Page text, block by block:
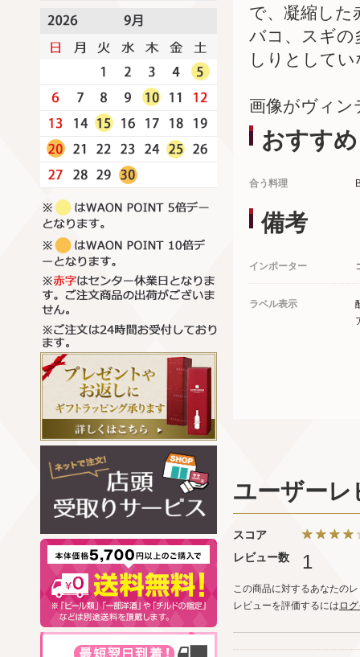
で、凝縮した
バコ、スギの
しりとして
画像がヴィン
おすすめ
合う料理
備考
インポーター
ラベル表示
ユーザーレ
スコア
レビュー数
1
この商品に対するあなたの
レビューを評価するには ロ